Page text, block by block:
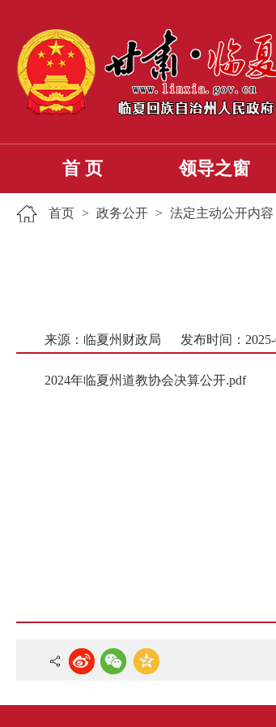
首 页 领导之窗
首页 > 政务公开 > 法定主动公开内容
来源：临夏州财政局 发布时间：
2024年临夏州道教协会决算公开.pdf